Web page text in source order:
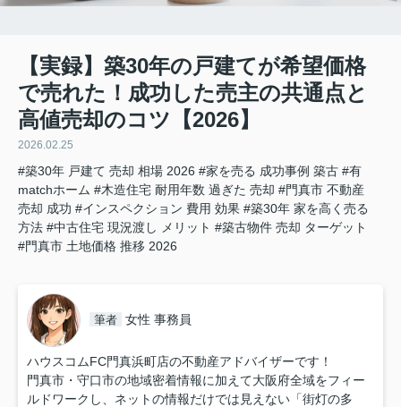
【実録】築30年の戸建てが希望価格
で売れた！成功した売主の共通点と
高値売却のコツ【2026】
2026.02.25
#築30年 戸建て 売却 相場 2026 #家を売る 成功事例 築古 #有
matchホーム #木造住宅 耐用年数 過ぎた 売却 #門真市 不動産
売却 成功 #インスペクション 費用 効果 #築30年 家を高く売る
方法 #中古住宅 現況渡し メリット #築古物件 売却 ターゲット
#門真市 土地価格 推移 2026
筆者 女性 事務員
ハウスコムFC門真浜町店の不動産アドバイザーです！
門真市・守口市の地域密着情報に加えて大阪府全域をフィー
ルドワークし、ネットの情報だけでは見えない「街灯の多